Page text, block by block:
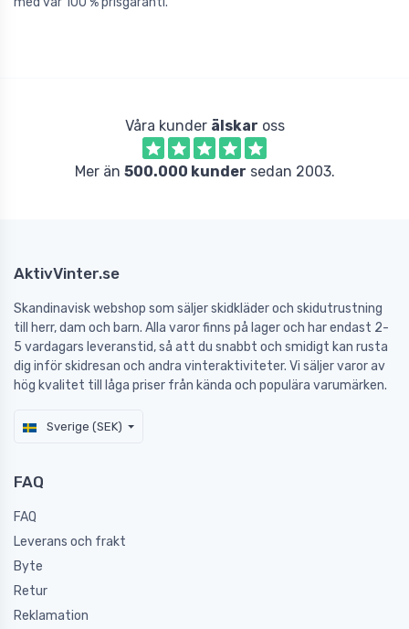
Våra kunder älskar oss
Mer än 500.000 kunder sedan 2003.
AktivVinter.se
Skandinavisk webshop som säljer skidkläder och skidutrustning
till herr, dam och barn. Alla varor finns på lager och har endast 2-
5 vardagars leveranstid, så att du snabbt och smidigt kan rusta
dig inför skidresan och andra vinteraktiviteter. Vi säljer varor av
hög kvalitet till låga priser från kända och populära varumärken.
Sverige (SEK)
FAQ
FAQ
Leverans och frakt
Byte
Retur
Reklamation